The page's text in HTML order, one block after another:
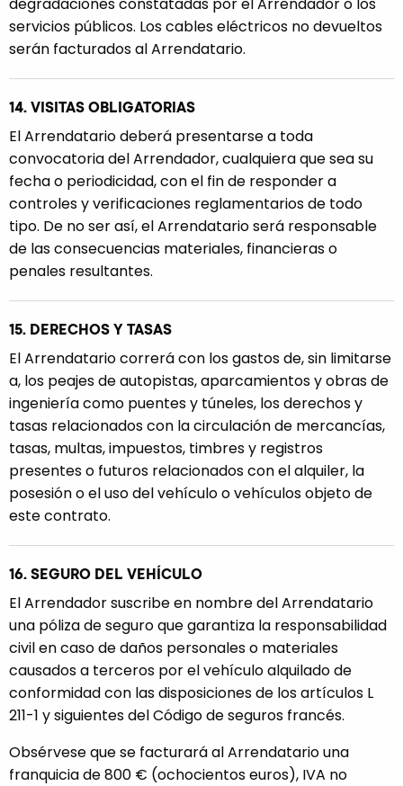
servicios públicos. Los cables eléctricos no devueltos
serán facturados al Arrendatario.
14. VISITAS OBLIGATORIAS
El Arrendatario deberá presentarse a toda
convocatoria del Arrendador, cualquiera que sea su
fecha o periodicidad, con el fin de responder a
controles y verificaciones reglamentarios de todo
tipo. De no ser así, el Arrendatario será responsable
de las consecuencias materiales, financieras o
penales resultantes.
15. DERECHOS Y TASAS
El Arrendatario correrá con los gastos de, sin limitarse
a, los peajes de autopistas, aparcamientos y obras de
ingeniería como puentes y túneles, los derechos y
tasas relacionados con la circulación de mercancías,
tasas, multas, impuestos, timbres y registros
presentes o futuros relacionados con el alquiler, la
posesión o el uso del vehículo o vehículos objeto de
este contrato.
16. SEGURO DEL VEHÍCULO
El Arrendador suscribe en nombre del Arrendatario
una póliza de seguro que garantiza la responsabilidad
civil en caso de daños personales o materiales
causados a terceros por el vehículo alquilado de
conformidad con las disposiciones de los artículos L
211-1 y siguientes del Código de seguros francés.
Obsérvese que se facturará al Arrendatario una
franquicia de 800 € (ochocientos euros), IVA no